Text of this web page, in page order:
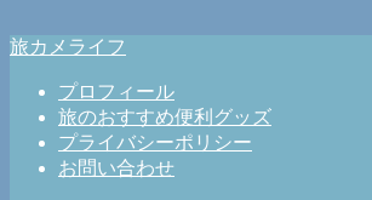
旅カメライフ
プロフィール
旅のおすすめ便利グッズ
プライバシーポリシー
お問い合わせ